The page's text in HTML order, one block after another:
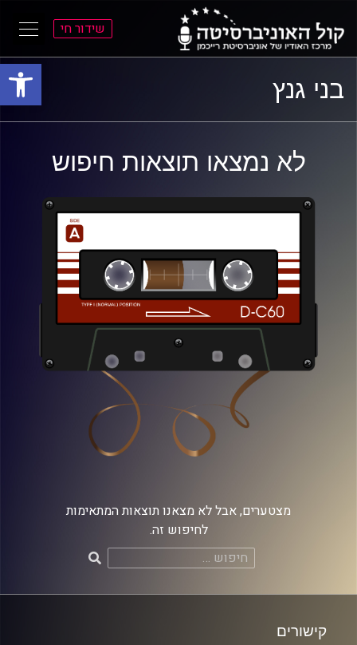
פתח
התפריט
הראשי
התוכן
הראשי
שידור חי
בני גנץ
לא נמצאו תוצאות חיפוש
מצטערים, אבל לא מצאנו תוצאות המתאימות
לחיפוש זה.
חיפוש:
קישורים